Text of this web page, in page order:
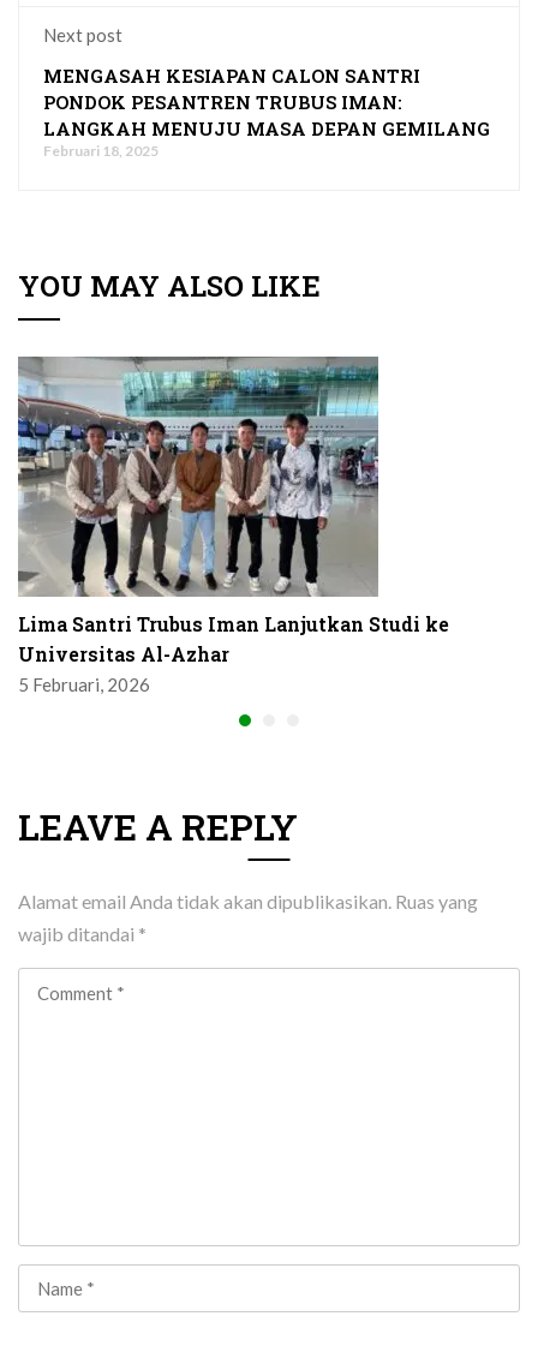
Next post
MENGASAH KESIAPAN CALON SANTRI
PONDOK PESANTREN TRUBUS IMAN:
LANGKAH MENUJU MASA DEPAN GEMILANG
Februari 18, 2025
YOU MAY ALSO LIKE
Lima Santri Trubus Iman Lanjutkan Studi ke
Universitas Al-Azhar
5 Februari, 2026
LEAVE A REPLY
Alamat email Anda tidak akan dipublikasikan. Ruas yang
wajib ditandai *